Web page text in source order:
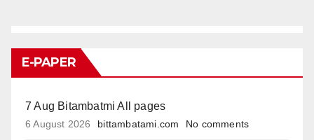
E-PAPER
7 Aug Bitambatmi All pages
6 August 2026 bittambatami.com No comments